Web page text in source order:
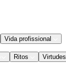
Vida profissional
Ritos Virtudes